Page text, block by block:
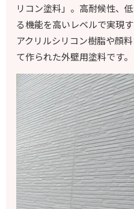
リコン塗料」。高耐候性、
る機能を高いレベルで実現
アクリルシリコン樹脂や顔
て作られた外壁用塗料です。